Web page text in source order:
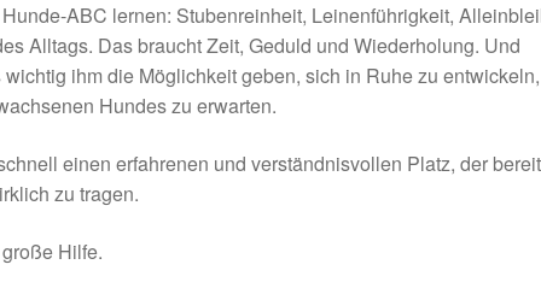
ABC lernen: Stubenreinheit, Leinenführigkeit,
Alltags. Das braucht Zeit, Geduld und Wiederholung. Und
ihm die Möglichkeit geben, sich in Ruhe zu entwickeln,
Hundes zu erwarten.
einen erfahrenen und verständnisvollen Platz, der
zu tragen.
Hilfe.